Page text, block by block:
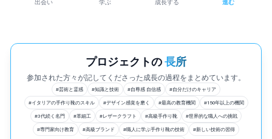
出会い 学ぶ 成長する 進む
プロジェクトの長所
参加された方々が記してくださった成長の過程をまとめています。
#芸術と霊感 #知識と技術 #自尊感 自信感 #自分だけのキャリア
#イタリアの手作り靴のスキル #デザイン感覚を磨く #最高の教育機関 #150年以上の機関
#3代続く名門 #革細工 #レザークラフト #高級手作り靴 #世界的な職人への挑戦
#専門家向け教育 #高級ブランド #職人に学ぶ手作り靴の技術 #新しい技術の習得